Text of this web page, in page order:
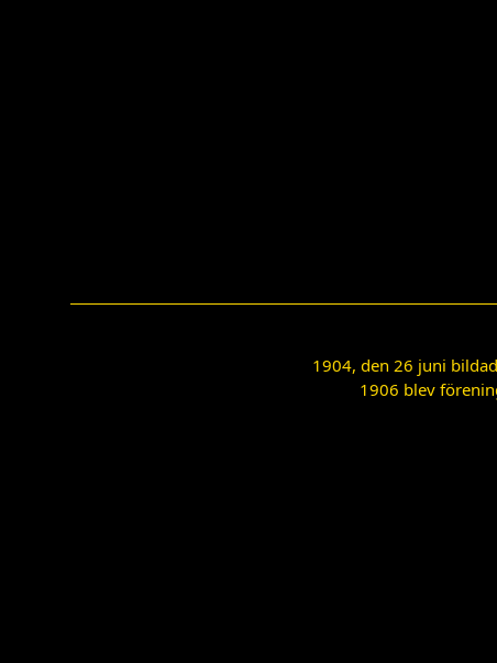
1904, den 26 juni
1906 blev